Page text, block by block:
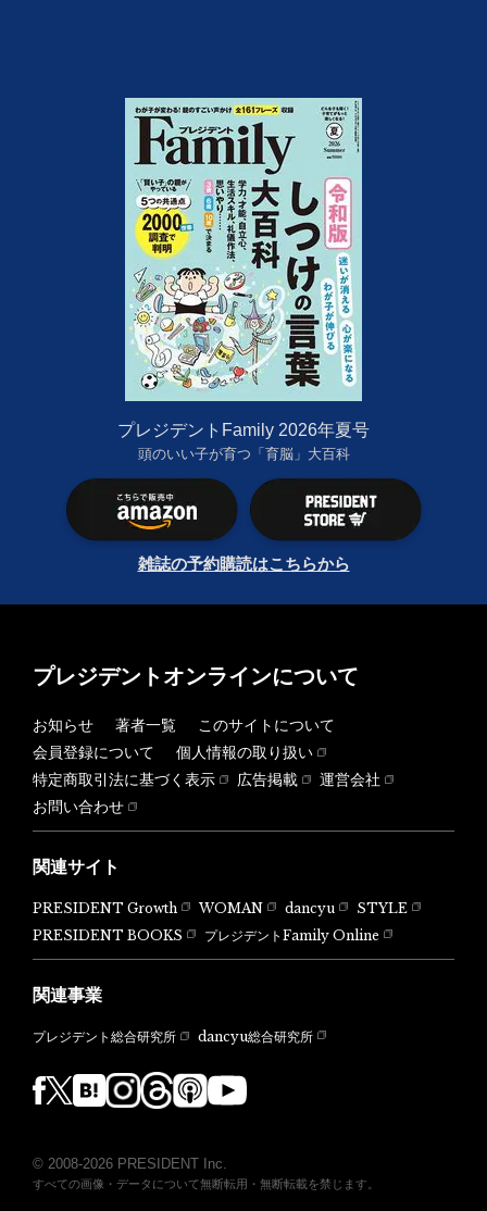
プレジデントFamily 2026年夏号
頭のいい子が育つ「育脳」大百科
雑誌の予約購読はこちらから
プレジデントオンラインについて
お知らせ 著者一覧
このサイトについて
会員登録について
個人情報の取り扱い
特定商取引法に基づく表示
広告掲載
運営会社
お問い合わせ
関連サイト
PRESIDENT Growth WOMAN dancyu
STYLE
PRESIDENT BOOKS
プレジデントFamily Online
関連事業
プレジデント総合研究所 dancyu総合研究所
© 2008-2026 PRESIDENT Inc.
すべての画像・データについて無断転用・無断転載を禁じます。